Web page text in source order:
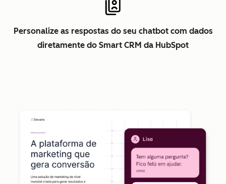
Personalize as respostas do seu chatbot com dados
diretamente do Smart CRM da HubSpot